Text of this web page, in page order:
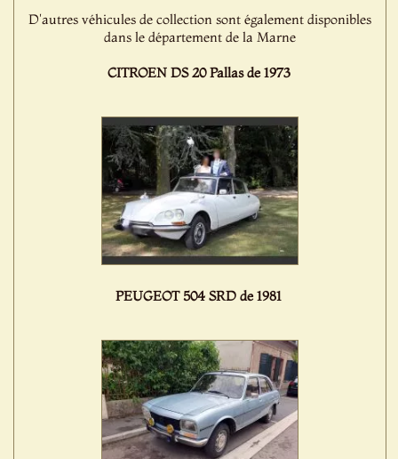
D'autres véhicules de collection sont également disponibles
dans le département de la Marne
CITROEN DS 20 Pallas de 1973
PEUGEOT 504 SRD de 1981